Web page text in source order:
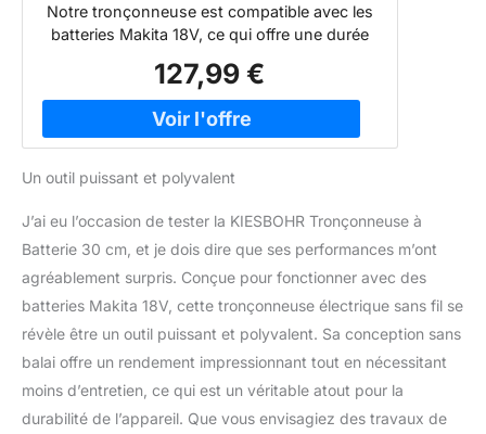
Notre tronçonneuse est compatible avec les
batteries Makita 18V, ce qui offre une durée
grande flexibilité dans votre travail.
Technologie Sans Balais : Notre
tronçonneuse est équipée d'un moteur sans
balais, puissant et durable. Vous pouvez
ainsi effectuer les travaux les plus exigeants
outil : réglez la tension de la lame en un
instant, sans clé ni tournevis. Idéal pour les
ajustements rapides, notamment lors des
travaux d’élagage avec votre tronçonneuse
sans fil. Lubrification automatique de la
chaîne : Lorsque la tronçonneuse démarre, le
réservoir d'huile fournit automatiquement de
l'huile à la chaîne, ce qui garantit une durée
de vie maximale du guide-chaîne et de la
chaîne. Sécurité renforcée pour
127,99 €
Un outil puissant et polyvalent
J’ai eu l’occasion de tester la KIESBOHR Tronçonneuse à
Batterie 30 cm, et je dois dire que ses performances m’ont
agréablement surpris. Conçue pour fonctionner avec des
batteries Makita 18V, cette tronçonneuse électrique sans fil se
révèle être un outil puissant et polyvalent. Sa conception sans
balai offre un rendement impressionnant tout en nécessitant
moins d’entretien, ce qui est un véritable atout pour la
durabilité de l’appareil. Que vous envisagiez des travaux de